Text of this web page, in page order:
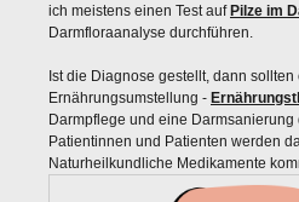
ich meistens einen Test aufPilze im
Darmfloraanalyse durchführen.
Ist die Diagnose gestellt, dann
Ernährungsumstellung -
Darmpflege und eine
Patientinnen und Patienten werden
Naturheilkundliche Medikamente